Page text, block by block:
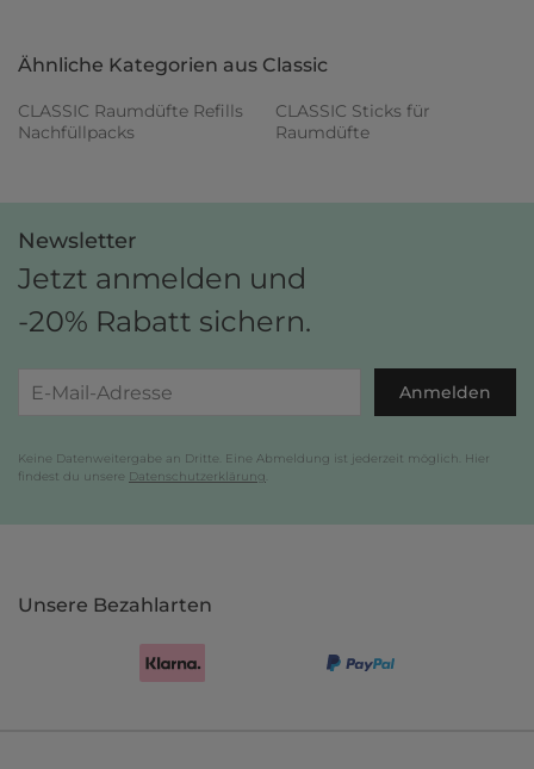
Ähnliche Kategorien aus Classic
CLASSIC Raumdüfte Refills
Nachfüllpacks
CLASSIC Sticks für
Raumdüfte
Newsletter
Jetzt anmelden und
-20% Rabatt sichern.
Anmelden
Keine Datenweitergabe an Dritte. Eine Abmeldung ist jederzeit möglich. Hier
findest du unsere Datenschutzerklärung
Unsere Bezahlarten